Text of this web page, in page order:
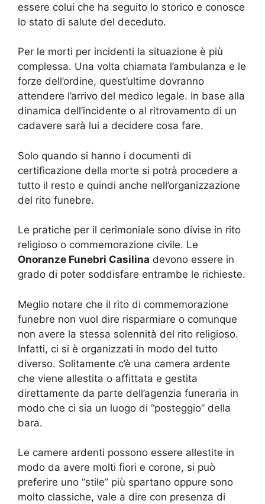
essere colui che ha seguito lo storico e conosce
lo stato di salute del deceduto.
Per le morti per incidenti la situazione è più
complessa. Una volta chiamata l’ambulanza e le
forze dell’ordine, quest’ultime dovranno
attendere l’arrivo del medico legale. In base alla
dinamica dell’incidente o al ritrovamento di un
cadavere sarà lui a decidere cosa fare.
Solo quando si hanno i documenti di
certificazione della morte si potrà procedere a
tutto il resto e quindi anche nell’organizzazione
del rito funebre.
Le pratiche per il cerimoniale sono divise in rito
religioso o commemorazione civile. Le
Onoranze Funebri Casilina devono essere in
grado di poter soddisfare entrambe le richieste.
Meglio notare che il rito di commemorazione
funebre non vuol dire risparmiare o comunque
non avere la stessa solennità del rito religioso.
Infatti, ci si è organizzati in modo del tutto
diverso. Solitamente c’è una camera ardente
che viene allestita o affittata e gestita
direttamente da parte dell’agenzia funeraria in
modo che ci sia un luogo di “posteggio” della
bara.
Le camere ardenti possono essere allestite in
modo da avere molti fiori e corone, si può
preferire uno “stile” più spartano oppure sono
molto classiche, vale a dire con presenza di